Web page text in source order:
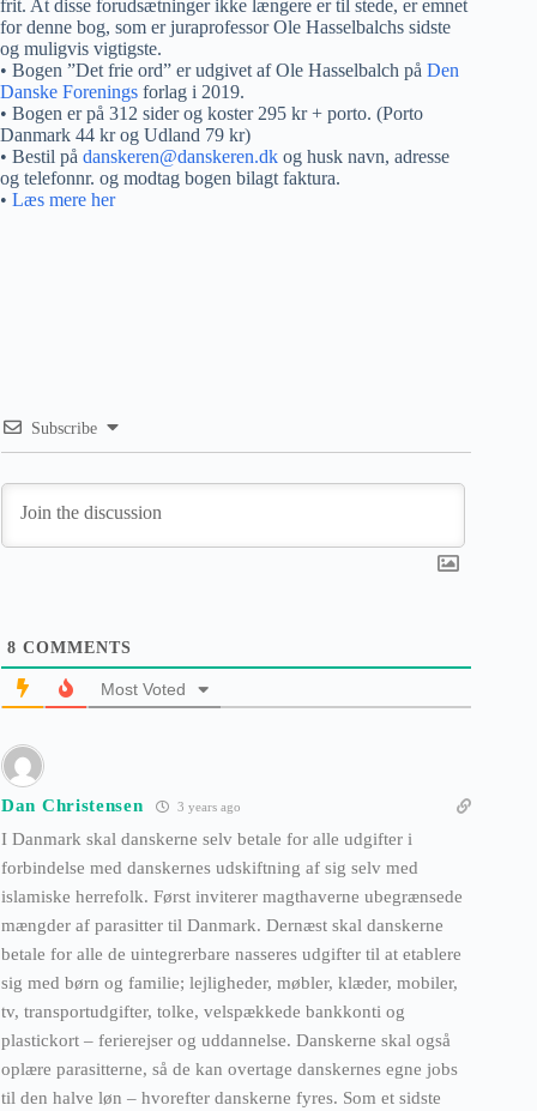
frit. At disse forudsætninger ikke længere er til stede, er emnet
for denne bog, som er juraprofessor Ole Hasselbalchs sidste
og muligvis vigtigste.
• Bogen ”Det frie ord” er udgivet af Ole Hasselbalch på Den
Danske Forenings forlag i 2019.
• Bogen er på 312 sider og koster 295 kr + porto. (Porto
Danmark 44 kr og Udland 79 kr)
• Bestil på danskeren@danskeren.dk og husk navn, adresse
og telefonnr. og modtag bogen bilagt faktura.
• Læs mere her
Subscribe
8 COMMENTS
Most Voted
Dan Christensen 3 years ago
I Danmark skal danskerne selv betale for alle udgifter i
forbindelse med danskernes udskiftning af sig selv med
islamiske herrefolk. Først inviterer magthaverne ubegrænsede
mængder af parasitter til Danmark. Dernæst skal danskerne
betale for alle de uintegrerbare nasseres udgifter til at etablere
sig med børn og familie; lejligheder, møbler, klæder, mobiler,
tv, transportudgifter, tolke, velspækkede bankkonti og
plastickort – ferierejser og uddannelse. Danskerne skal også
oplære parasitterne, så de kan overtage danskernes egne jobs
til den halve løn – hvorefter danskerne fyres. Som et sidste